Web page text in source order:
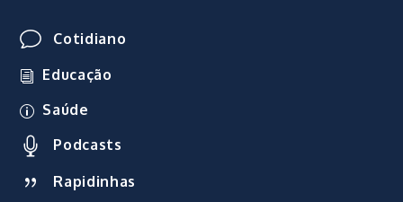
Cotidiano
Educação
Saúde
Podcasts
Rapidinhas